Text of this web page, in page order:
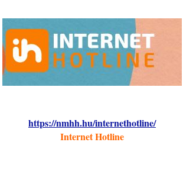
https://nmhh.hu/internethotline/
Internet Hotline